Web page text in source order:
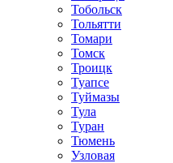
Тобольск
Тольятти
Томари
Томск
Троицк
Туапсе
Туймазы
Тула
Туран
Тюмень
Узловая